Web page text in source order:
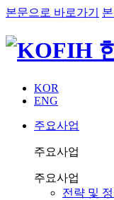
본문으로 바로가기
KOR
ENG
주요사업
주요사업
주요사업
전략 및